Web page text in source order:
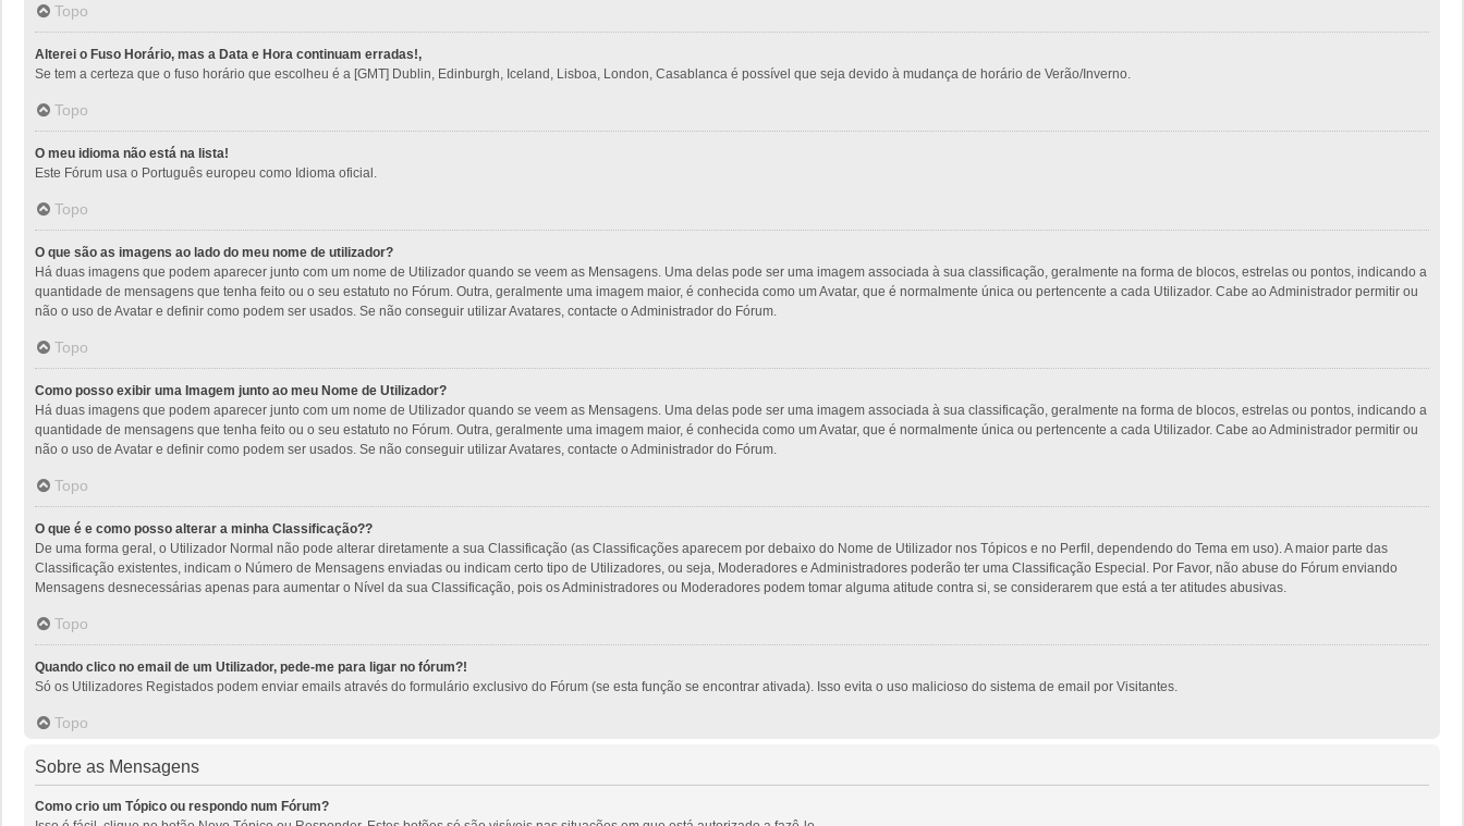
Topo
Alterei o Fuso Horário, mas a Data e Hora continuam erradas!,
Se tem a certeza que o fuso horário que escolheu é a [GMT] Dublin, Edinburgh, Iceland, Lisboa, London, Casablanca é possível que seja devido à mudança de horário de Verão/Inverno.
Topo
O meu idioma não está na lista!
Este Fórum usa o Português europeu como Idioma oficial.
Topo
O que são as imagens ao lado do meu nome de utilizador?
Há duas imagens que podem aparecer junto com um nome de Utilizador quando se veem as Mensagens. Uma delas pode ser uma imagem associada à sua classificação, geralmente na forma de blocos, estrelas ou pontos, indicando a
quantidade de mensagens que tenha feito ou o seu estatuto no Fórum. Outra, geralmente uma imagem maior, é conhecida como um Avatar, que é normalmente única ou pertencente a cada Utilizador. Cabe ao Administrador permitir ou
não o uso de Avatar e definir como podem ser usados. Se não conseguir utilizar Avatares, contacte o Administrador do Fórum.
Topo
Como posso exibir uma Imagem junto ao meu Nome de Utilizador?
Há duas imagens que podem aparecer junto com um nome de Utilizador quando se veem as Mensagens. Uma delas pode ser uma imagem associada à sua classificação, geralmente na forma de blocos, estrelas ou pontos, indicando a
quantidade de mensagens que tenha feito ou o seu estatuto no Fórum. Outra, geralmente uma imagem maior, é conhecida como um Avatar, que é normalmente única ou pertencente a cada Utilizador. Cabe ao Administrador permitir ou
não o uso de Avatar e definir como podem ser usados. Se não conseguir utilizar Avatares, contacte o Administrador do Fórum.
Topo
O que é e como posso alterar a minha Classificação??
De uma forma geral, o Utilizador Normal não pode alterar diretamente a sua Classificação (as Classificações aparecem por debaixo do Nome de Utilizador nos Tópicos e no Perfil, dependendo do Tema em uso). A maior parte das
Classificação existentes, indicam o Número de Mensagens enviadas ou indicam certo tipo de Utilizadores, ou seja, Moderadores e Administradores poderão ter uma Classificação Especial. Por Favor, não abuse do Fórum enviando
Mensagens desnecessárias apenas para aumentar o Nível da sua Classificação, pois os Administradores ou Moderadores podem tomar alguma atitude contra si, se considerarem que está a ter atitudes abusivas.
Topo
Quando clico no email de um Utilizador, pede-me para ligar no fórum?!
Só os Utilizadores Registados podem enviar emails através do formulário exclusivo do Fórum (se esta função se encontrar ativada). Isso evita o uso malicioso do sistema de email por Visitantes.
Topo
Sobre as Mensagens
Como crio um Tópico ou respondo num Fórum?